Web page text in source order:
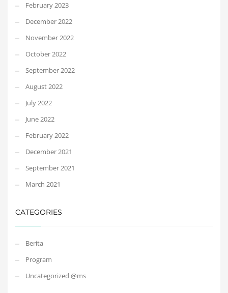
February 2023
December 2022
November 2022
October 2022
September 2022
August 2022
July 2022
June 2022
February 2022
December 2021
September 2021
March 2021
CATEGORIES
Berita
Program
Uncategorized @ms